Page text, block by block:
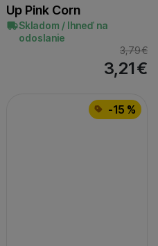
Up Pink Corn
Skladom / Ihneď na
odoslanie
3,79€
3,21€
-15 %